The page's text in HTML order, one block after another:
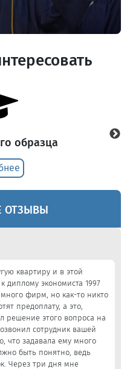
образца
ОТЗЫВЫ
квартиру и в этой
диплому экономиста 1997
фирм, но как-то никто
предоплату, а это,
решение этого вопроса на
сотрудник вашей
что задавала ему много
быть понятно, ведь
Через три дня мне